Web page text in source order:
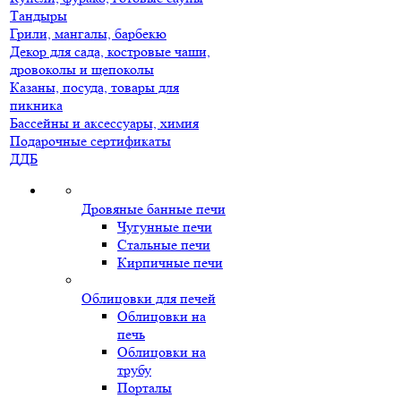
Тандыры
Грили, мангалы, барбекю
Декор для сада, костровые чаши,
дровоколы и щепоколы
Казаны, посуда, товары для
пикника
Бассейны и аксессуары, химия
Подарочные сертификаты
ДДБ
Дровяные банные печи
Чугунные печи
Стальные печи
Кирпичные печи
Облицовки для печей
Облицовки на
печь
Облицовки на
трубу
Порталы